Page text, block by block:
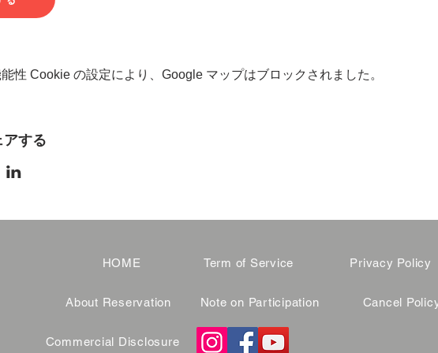
性 Cookie の設定により、Google マップはブロックされました。
する
HOME
About Reservation
Term of Service
Note on Participation
Privacy Policy
Cancel
Commercial Disclosure